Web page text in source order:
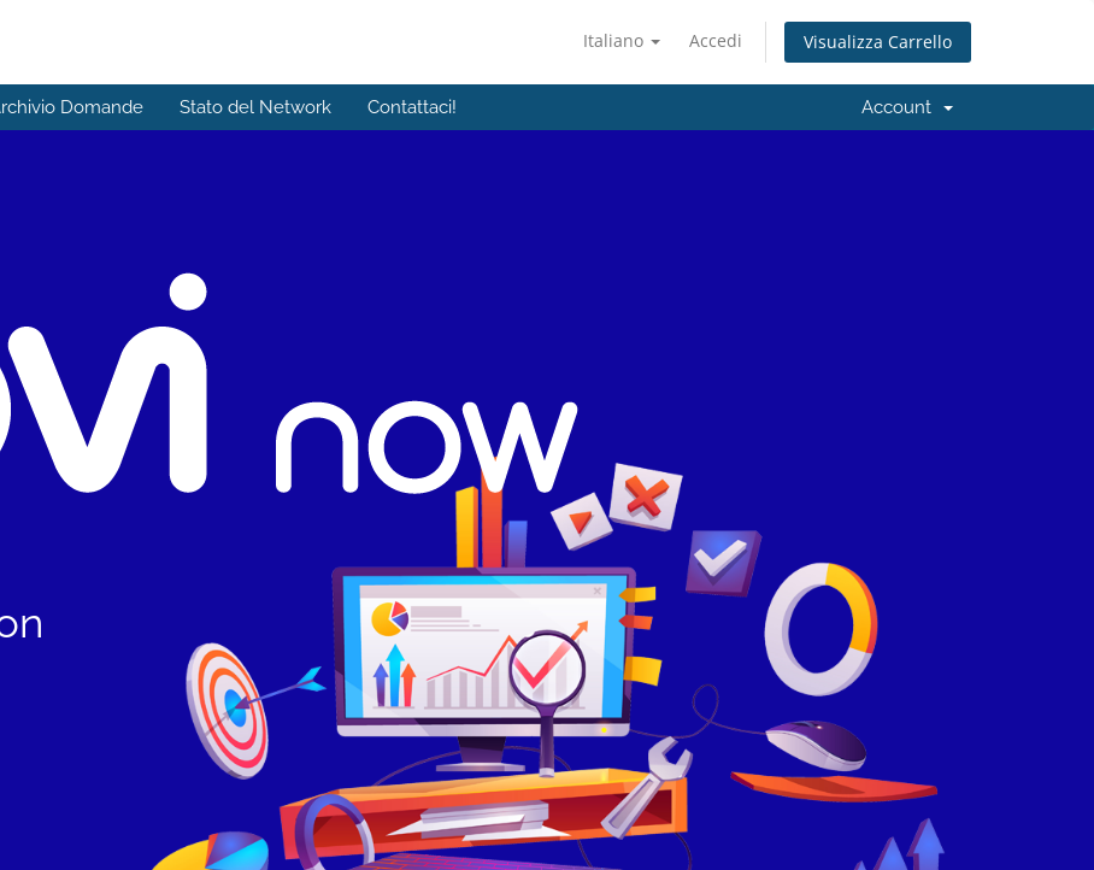
Italiano Accedi Visualizza Carrello
Domande Stato del Network Contattaci! Account